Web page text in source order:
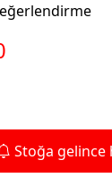
Stoğa gelince